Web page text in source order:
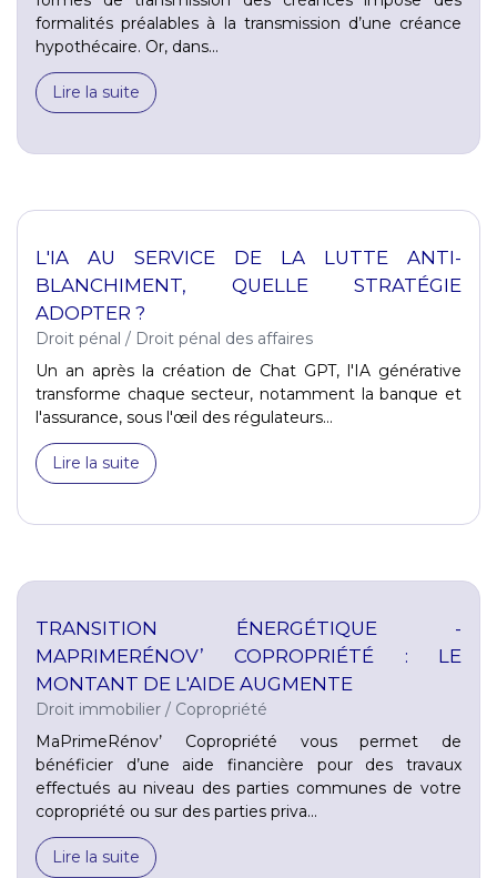
formalités préalables à la transmission d’une créance
hypothécaire. Or, dans...
Lire la suite
L'IA AU SERVICE DE LA LUTTE ANTI-
BLANCHIMENT, QUELLE STRATÉGIE
ADOPTER ?
Droit pénal / Droit pénal des affaires
Un an après la création de Chat GPT, l'IA générative
transforme chaque secteur, notamment la banque et
l'assurance, sous l'œil des régulateurs...
Lire la suite
TRANSITION ÉNERGÉTIQUE -
MAPRIMERÉNOV’ COPROPRIÉTÉ : LE
MONTANT DE L'AIDE AUGMENTE
Droit immobilier / Copropriété
MaPrimeRénov’ Copropriété vous permet de
bénéficier d’une aide financière pour des travaux
effectués au niveau des parties communes de votre
copropriété ou sur des parties priva...
Lire la suite